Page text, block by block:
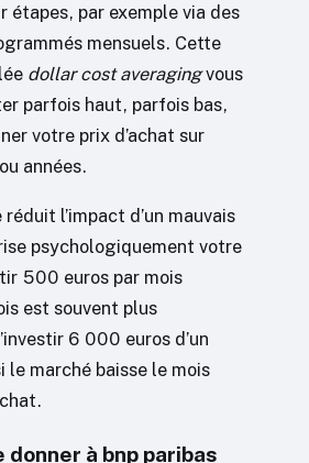
étapes, par exemple via des
mensuels. Cette
dollar cost averagingvous
parfois haut, parfois bas,
votre prix d’achat sur
années.
l’impact d’un mauvais
psychologiquement votre
500 euros par mois
est souvent plus
6 000 euros d’un
le marché baisse le mois
donner à bnp paribas